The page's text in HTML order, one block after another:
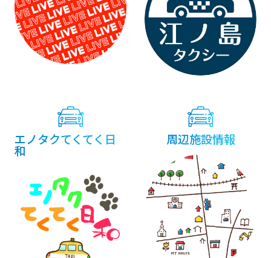
ン
エノタクてくてく日
和
周辺施設情報